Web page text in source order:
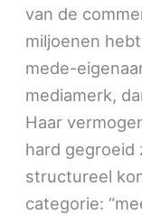
van de
miljoenen
mede-
mediamerk,
Haar
hard gegroeid
structureel
categorie: